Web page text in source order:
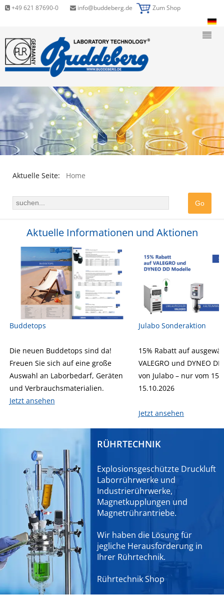
+49 621 87690-0 info@buddeberg.de Zum Shop
Aktuelle Seite: Home
Aktuelle Informationen und Aktionen
Buddetops
Die neuen Buddetops sind da!
Freuen Sie sich auf eine große
Auswahl an Laborbedarf, Geräten
und Verbrauchsmaterialien.
Jetzt ansehen
Julabo Sonderaktion
15% Rabatt auf
VALEGRO und DYNEO
von Julabo – nur vom
15.10.2026
Jetzt ansehen
RÜHRTECHNIK
Explosionsgeschützte Druckluft
Laborrührwerke und
Industrierührwerke,
Magnetkupplungen und
Magnetrührantriebe.
Wir haben die Lösung für
jegliche Herausforderung in
Ihrer Rührtechnik.
Rührtechnik Shop